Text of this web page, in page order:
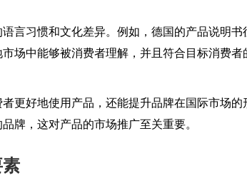
言习惯和文化差异。例如，德国的产品说明
场中能够被消费者理解，并且符合目标消费者
更好地使用产品，还能提升品牌在国际市场
牌，这对产品的市场推广至关重要。